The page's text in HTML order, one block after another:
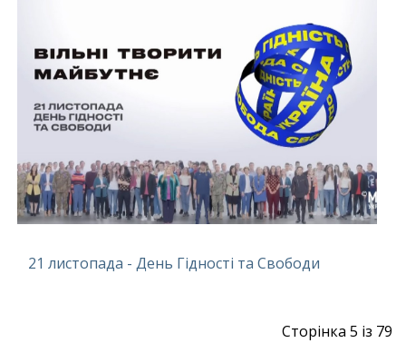
21 листопада - День Гідності та Свободи
Сторінка 5 із 79